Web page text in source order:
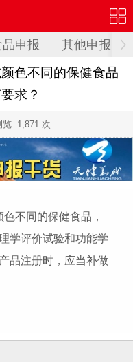
申报 其他申报
色不同的保健食品
求？
览: 1,871 次
不同的保健食品，
学评价试验和功能学
品注册时，应当补做